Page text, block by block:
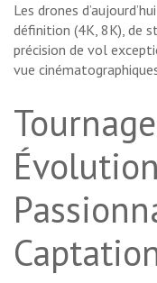
Les drones
définition (4K, 8K), de
précision de vol
vue